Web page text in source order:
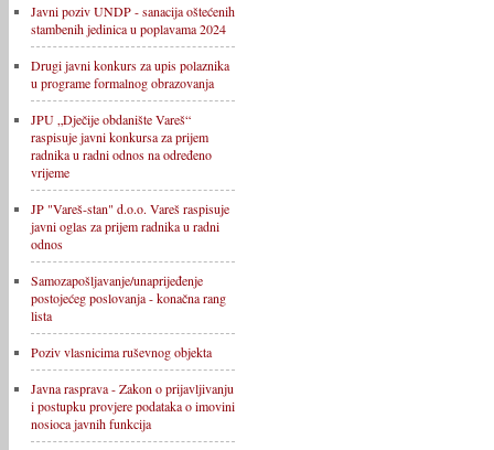
Javni poziv UNDP - sanacija oštećenih
stambenih jedinica u poplavama 2024
Drugi javni konkurs za upis polaznika
u programe formalnog obrazovanja
JPU „Dječije obdanište Vareš“
raspisuje javni konkursa za prijem
radnika u radni odnos na određeno
vrijeme
JP "Vareš-stan" d.o.o. Vareš raspisuje
javni oglas za prijem radnika u radni
odnos
Samozapošljavanje/unaprijeđenje
postojećeg poslovanja - konačna rang
lista
Poziv vlasnicima ruševnog objekta
Javna rasprava - Zakon o prijavljivanju
i postupku provjere podataka o imovini
nosioca javnih funkcija